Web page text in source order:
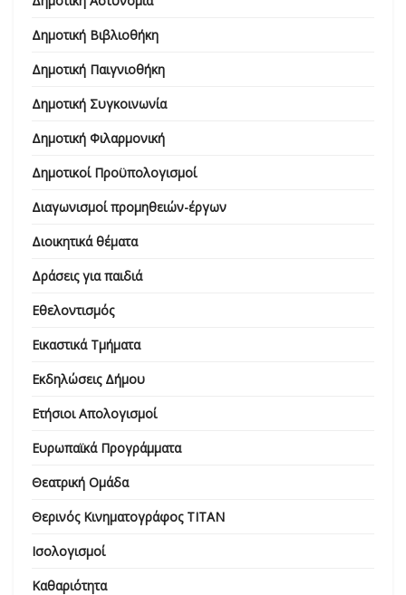
Δημοτική Βιβλιοθήκη
Δημοτική Παιγνιοθήκη
Δημοτική Συγκοινωνία
Δημοτική Φιλαρμονική
Δημοτικοί Προϋπολογισμοί
Διαγωνισμοί προμηθειών-έργων
Διοικητικά θέματα
Δράσεις για παιδιά
Εθελοντισμός
Εικαστικά Τμήματα
Εκδηλώσεις Δήμου
Ετήσιοι Απολογισμοί
Ευρωπαϊκά Προγράμματα
Θεατρική Ομάδα
Θερινός Κινηματογράφος ΤΙΤΑΝ
Ισολογισμοί
Καθαριότητα